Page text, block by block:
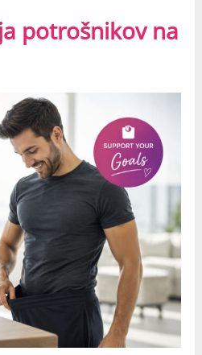
potrošnikov na